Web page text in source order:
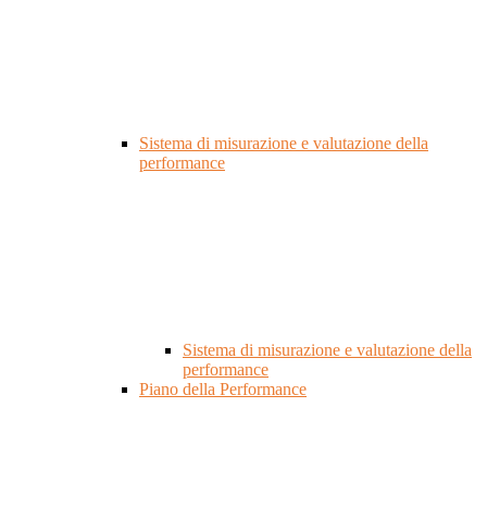
Sistema di misurazione e valutazione della
performance
Sistema di misurazione e valutazione della
performance
Piano della Performance